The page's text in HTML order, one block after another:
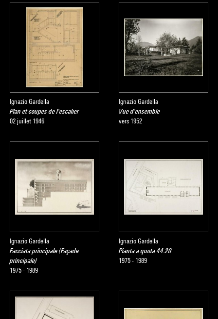
Ignazio Gardella
Plan et coupes de l'escalier
02 juillet 1946
Ignazio Gardella
Vue d'ensemble
vers 1952
Ignazio Gardella
Facciata principale (Façade
principale)
1975 - 1989
Ignazio Gardella
Pianta a quota 44.20
1975 - 1989